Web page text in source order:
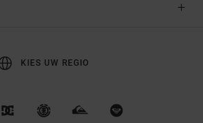
KIES UW REGIO